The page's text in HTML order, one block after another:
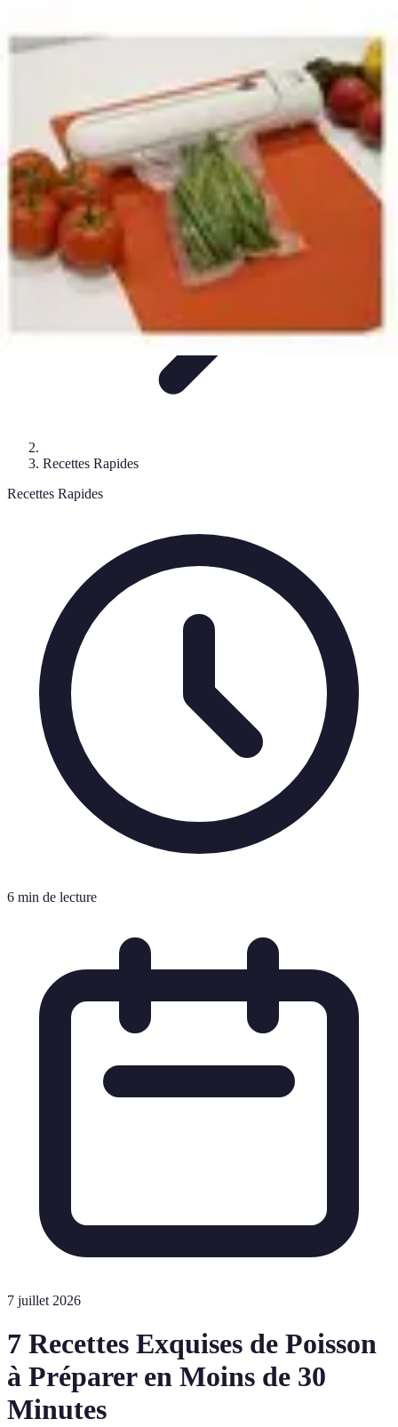
MarinadesRecettes de Poisson
Recettes de Poissons
Recettes Rapides
Recettes Rapides
6 min de lecture
7 juillet 2026
7 Recettes Exquises de Poisson
à Préparer en Moins de 30
Minutes